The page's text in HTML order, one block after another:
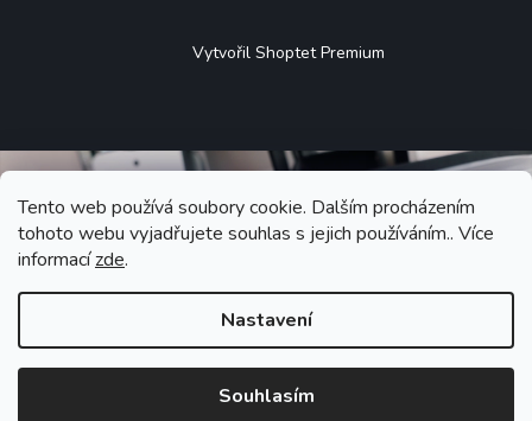
Tento web používá soubory cookie. Dalším procházením
tohoto webu vyjadřujete souhlas s jejich používáním.. Více
informacízde.
Nastavení
Souhlasím
Vytvořil Shoptet Premium